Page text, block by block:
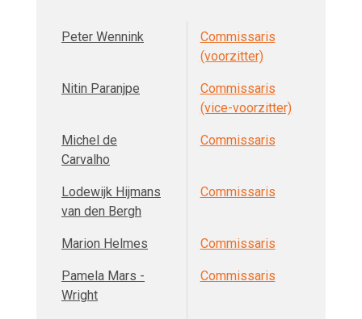
Peter Wennink
Commissaris
(voorzitter)
Nitin Paranjpe
Commissaris
(vice-voorzitter)
Michel de
Carvalho
Commissaris
Lodewijk Hijmans
van den Bergh
Commissaris
Marion Helmes Commissaris
Pamela Mars -
Wright
Commissaris